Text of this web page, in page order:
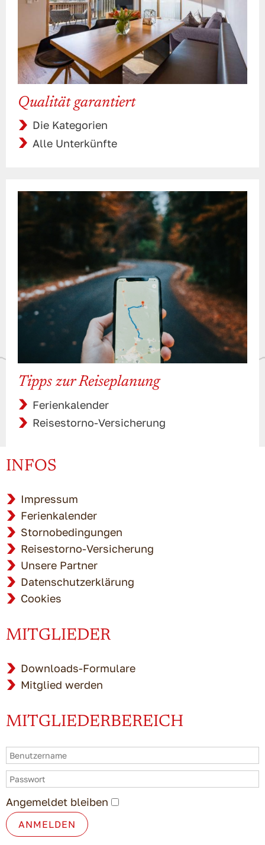
Qualität garantiert
Die Kategorien
Alle Unterkünfte
Tipps zur Reiseplanung
Ferienkalender
Reisestorno-Versicherung
INFOS
Impressum
Ferienkalender
Stornobedingungen
Reisestorno-Versicherung
Unsere Partner
Datenschutzerklärung
Cookies
MITGLIEDER
Downloads-Formulare
Mitglied werden
MITGLIEDERBEREICH
Angemeldet bleiben
ANMELDEN